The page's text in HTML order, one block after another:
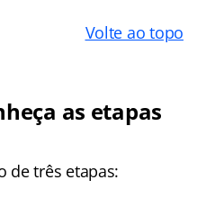
Volte ao topo
as etapas
de três etapas: